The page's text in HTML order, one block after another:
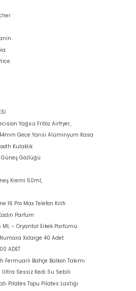
Yağsız Fritöz Airfryer,
Gece Yarısı Alüminyum Kasa
Kulaklık
Gözlüğü
Kremi 50ml,
16 Pro Max Telefon Kılıfı
Parfüm
ML – Oryantal Erkek Parfümü
Numara Xxlarge 40 Adet
ADET
Fermuarlı Bahçe Balkon Takımı
Ultra Sessiz Kedi Su Sebili
Pilates Topu Pilates Lastiği